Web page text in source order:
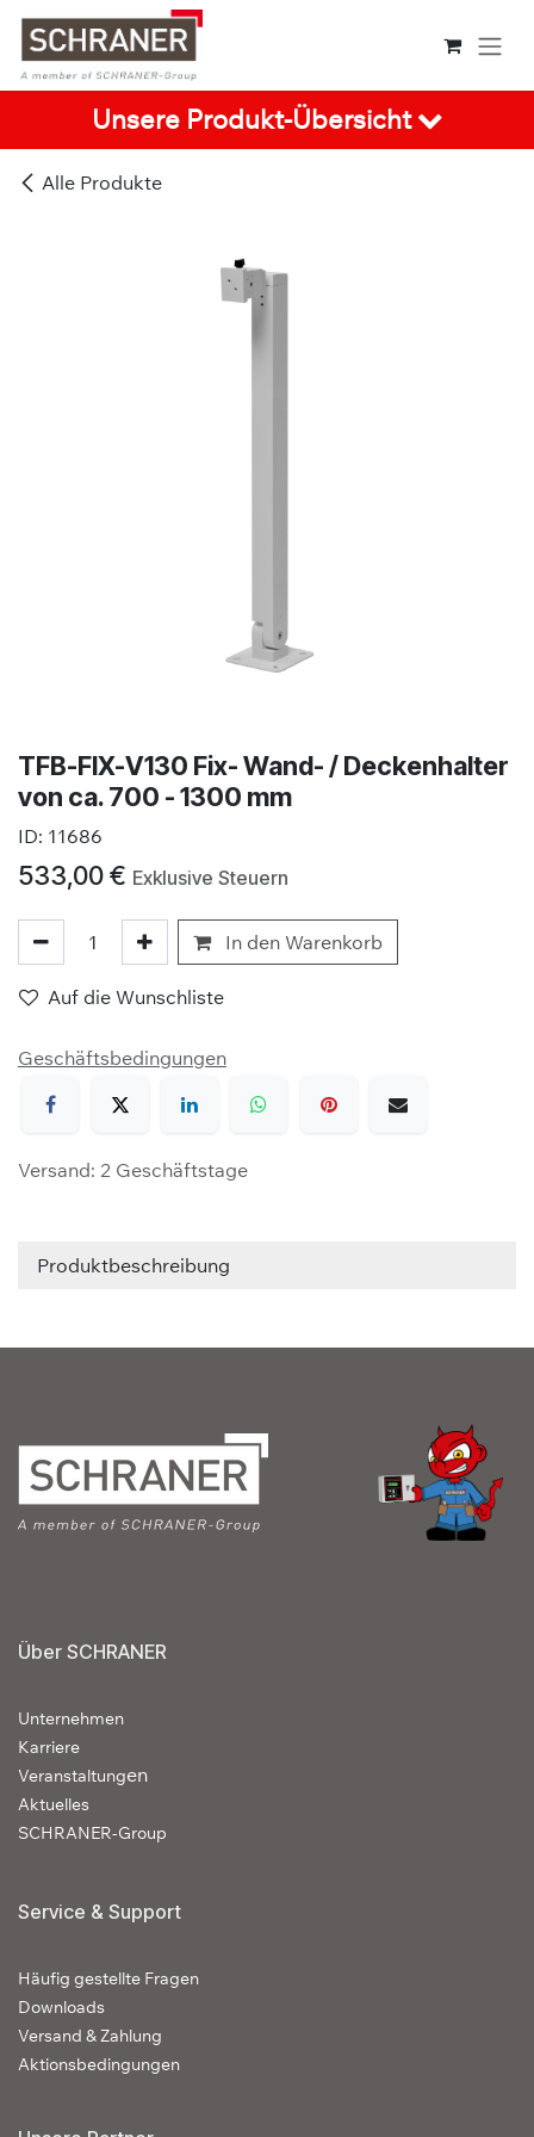
Zum Inhalt springen
Unsere Produkt-Übersicht
Alle Produkte
TFB-FIX-V130 Fix- Wand- / Deckenhalter
von ca. 700 - 1300 mm
ID: 11686
533,00€ Exklusive Steuern
In den Warenkorb
Auf die Wunschliste
Geschäftsbedingungen
Versand: 2 Geschäftstage
Produktbeschreibung
Über SCHRANER
Unternehmen
Karriere
Veranstaltungen
Aktuelles
SCHRANER-Group
Service & Support
Häufig gestellte Fragen
Downloads
Versand & Zahlung
Aktionsbedingungen